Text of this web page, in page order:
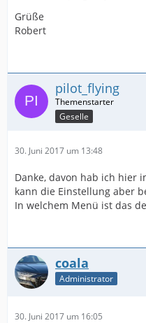
Grüße
Robert
pilot_flying
Geselle
30. Juni 2017 um 13:48
Danke, davon hab ich hier
kann die Einstellung aber
In welchem Menü ist das
coala
Administrator
30. Juni 2017 um 16:05